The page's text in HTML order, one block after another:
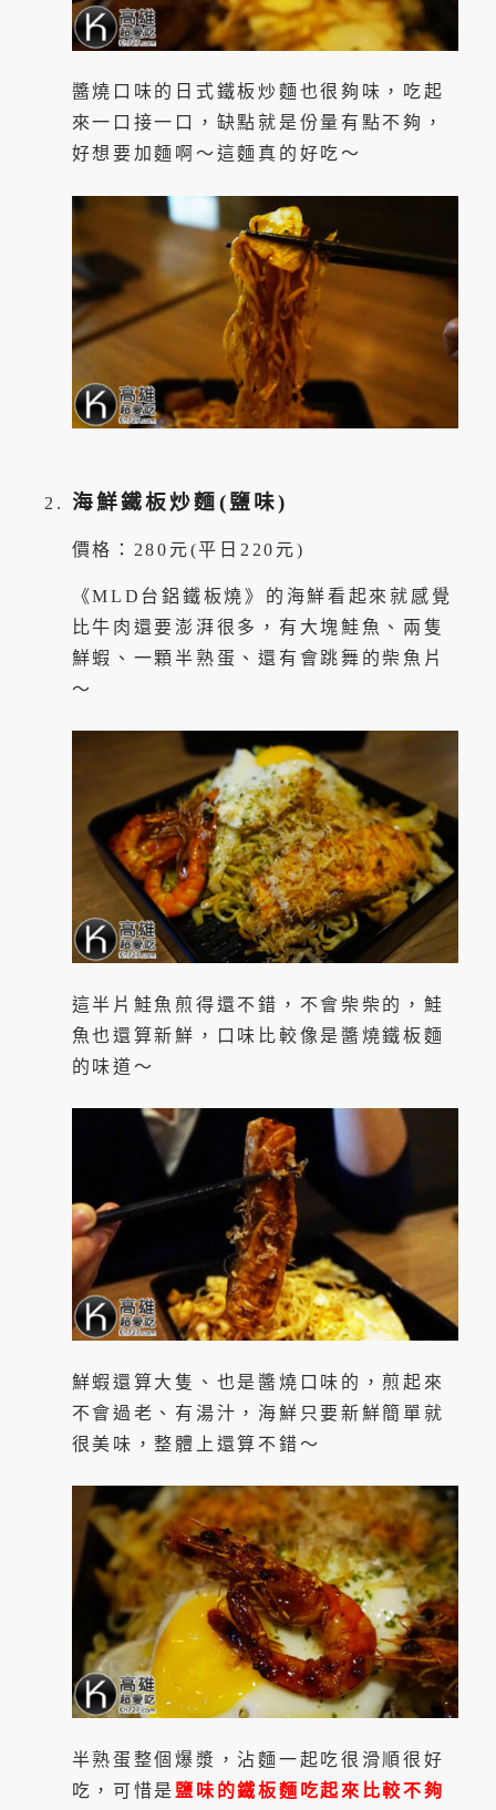
醬燒口味的日式鐵板炒麵也很夠味，吃起
來一口接一口，缺點就是份量有點不夠，
好想要加麵啊～這麵真的好吃～
海鮮鐵板炒麵(鹽味)
價格：280元(平日220元)
《MLD台鋁鐵板燒》的海鮮看起來就感覺
比牛肉還要澎湃很多，有大塊鮭魚、兩隻
鮮蝦、一顆半熟蛋、還有會跳舞的柴魚片
～
這半片鮭魚煎得還不錯，不會柴柴的，鮭
魚也還算新鮮，口味比較像是醬燒鐵板麵
的味道～
鮮蝦還算大隻、也是醬燒口味的，煎起來
不會過老、有湯汁，海鮮只要新鮮簡單就
很美味，整體上還算不錯～
半熟蛋整個爆漿，沾麵一起吃很滑順很好
吃，可惜是 鹽味的鐵板麵吃起來比較不夠